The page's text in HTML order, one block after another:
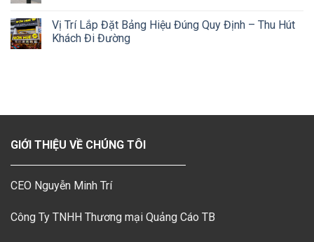
Vị Trí Lắp Đặt Bảng Hiệu Đúng Quy Định – Thu Hút
Khách Đi Đường
GIỚI THIỆU VỀ CHÚNG TÔI
CEO Nguyễn Minh Trí
Công Ty TNHH Thương mại Quảng Cáo TB